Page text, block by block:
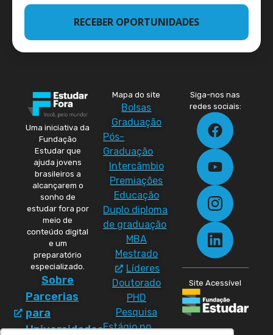
RECEBER OPORTUNIDADES
Uma iniciativa da
Fundação
Estudar que
ajuda jovens
brasileiros a
alcançarem o
sonho de
estudar fora por
meio de
conteúdo digital
e um
preparatório
especializado.
Sobre
Parcerias
para
Universidades
Mapa do site
Bolsas
Graduação
Pós-
Graduação
Intercâmbio
Premiações
Educação
Duplo diploma
de graduação
MBA
Mestrado
Líderes
Doutorado
PHD
Pesquisa
Estágio no
Siga-nos nas
redes sociais:
Site Acessível